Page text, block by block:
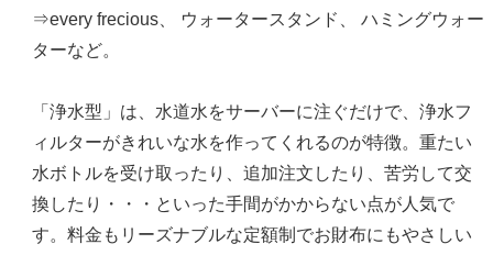
⇒every frecious、 ウォータースタンド、 ハミングウォー
ターなど。
「浄水型」は、水道水をサーバーに注ぐだけで、浄水フ
ィルターがきれいな水を作ってくれるのが特徴。重たい
水ボトルを受け取ったり、追加注文したり、苦労して交
換したり・・・といった手間がかからない点が人気で
す。料金もリーズナブルな定額制でお財布にもやさしい